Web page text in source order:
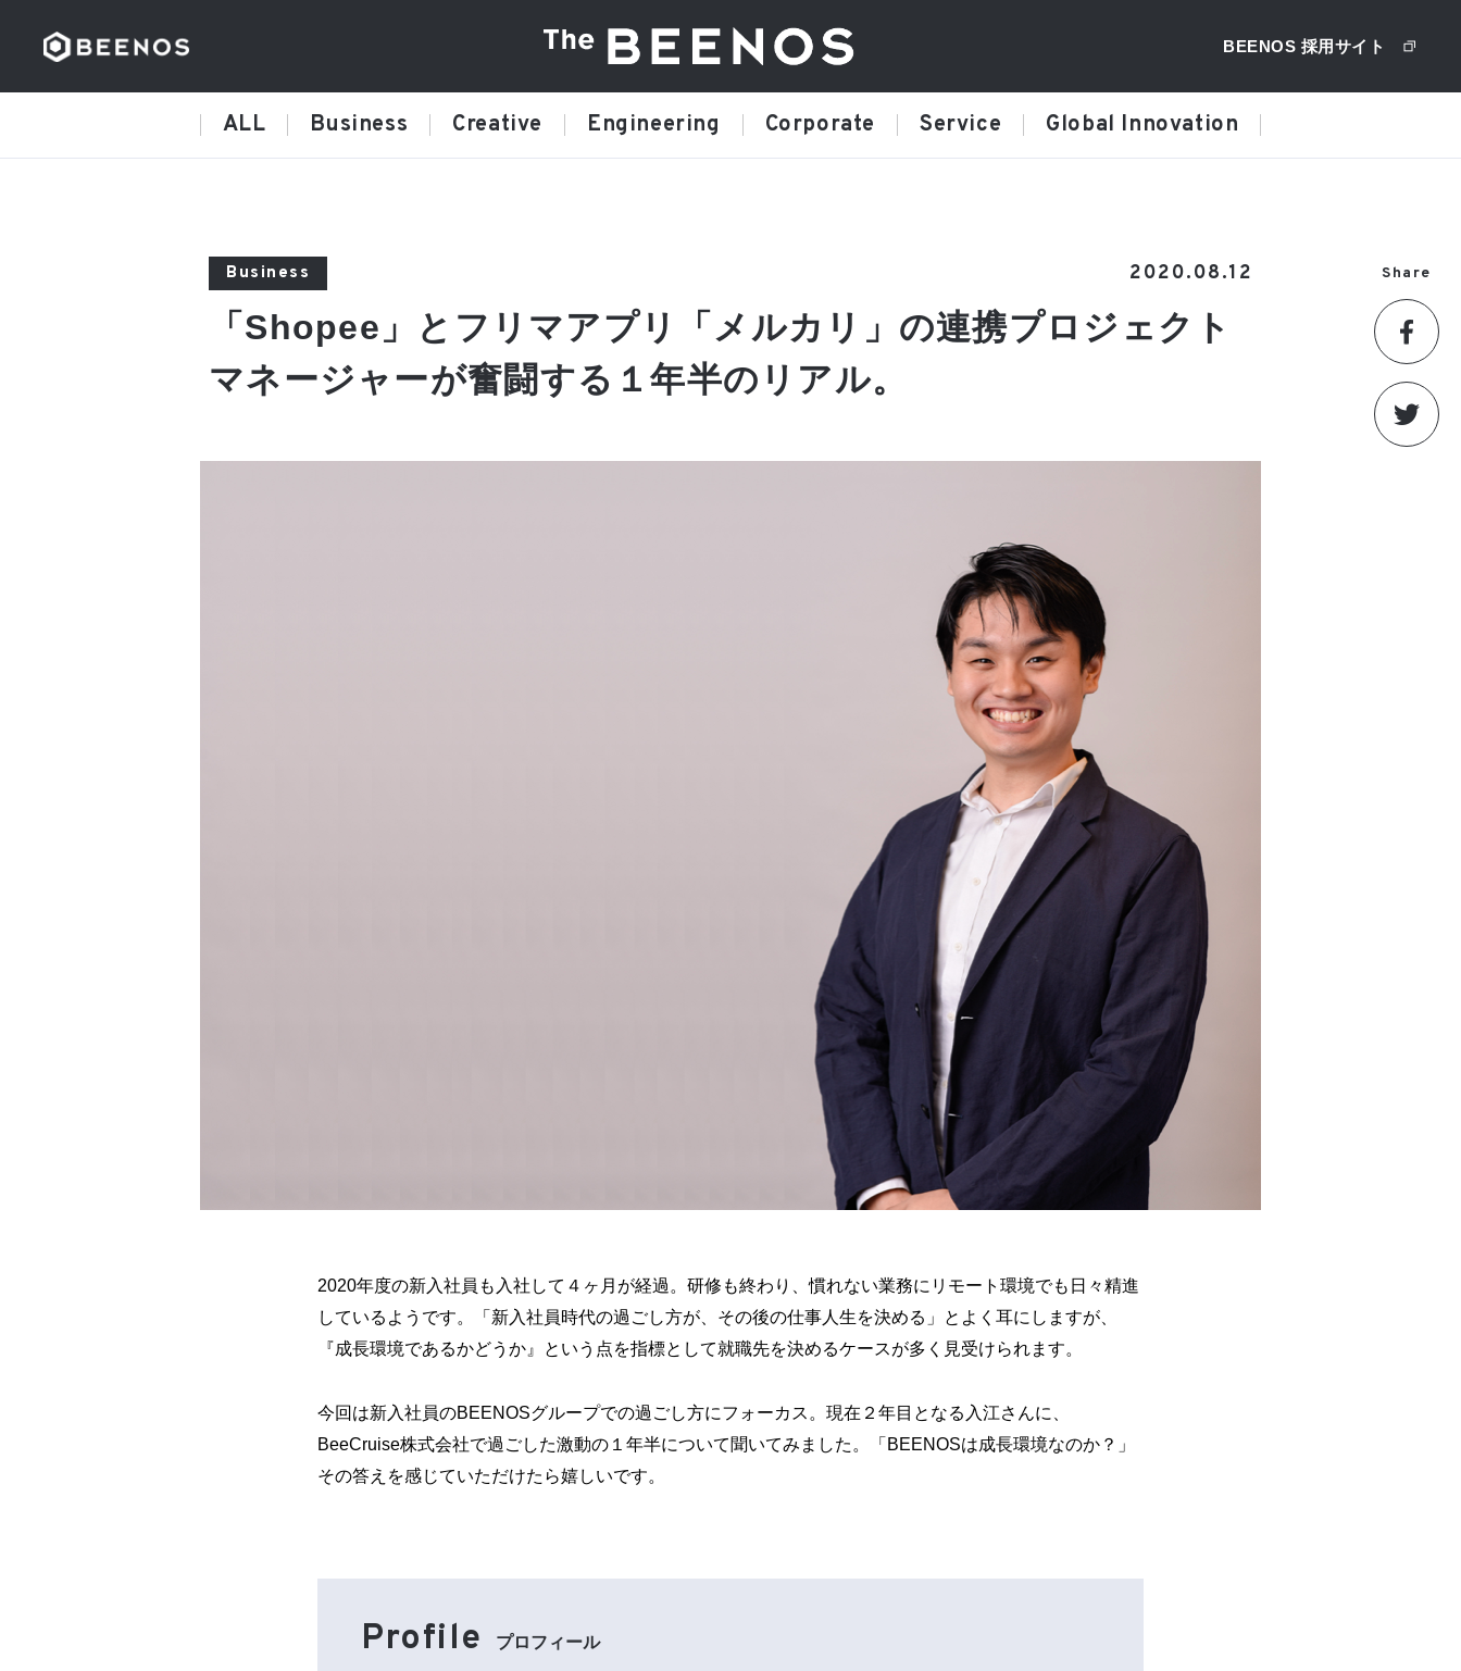
BEENOS 採用サイト
ALL Business Creative Engineering Corporate Service Global Innovation
Share
Business 2020.08.12
「Shopee」とフリマアプリ「メルカリ」の連携プロジェクト
マネージャーが奮闘する１年半のリアル。
2020年度の新入社員も入社して４ヶ月が経過。研修も終わり、慣れない業務にリモート環境でも日々精進
しているようです。「新入社員時代の過ごし方が、その後の仕事人生を決める」とよく耳にしますが、
『成長環境であるかどうか』という点を指標として就職先を決めるケースが多く見受けられます。
今回は新入社員のBEENOSグループでの過ごし方にフォーカス。現在２年目となる入江さんに、
BeeCruise株式会社で過ごした激動の１年半について聞いてみました。「BEENOSは成長環境なのか？」
その答えを感じていただけたら嬉しいです。
Profile プロフィール